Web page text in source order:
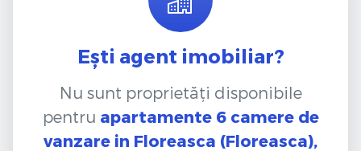
Ești agent imobiliar?
Nu sunt proprietăți disponibile
pentru apartamente 6 camere de
vanzare in Floreasca (Floreasca),